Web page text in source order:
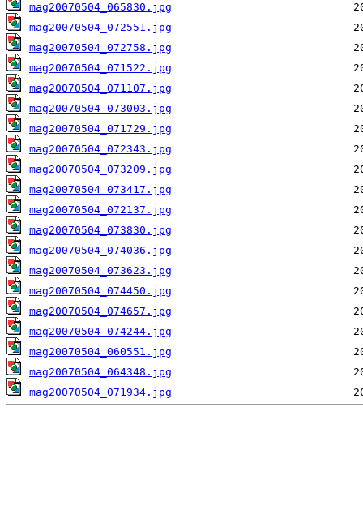
mag20070504_065830.jpg
mag20070504_072551.jpg
mag20070504_072758.jpg
mag20070504_071522.jpg
mag20070504_071107.jpg
mag20070504_073003.jpg
mag20070504_071729.jpg
mag20070504_072343.jpg
mag20070504_073209.jpg
mag20070504_073417.jpg
mag20070504_072137.jpg
mag20070504_073830.jpg
mag20070504_074036.jpg
mag20070504_073623.jpg
mag20070504_074450.jpg
mag20070504_074657.jpg
mag20070504_074244.jpg
mag20070504_060551.jpg
mag20070504_064348.jpg
mag20070504_071934.jpg